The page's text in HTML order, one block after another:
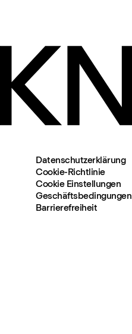
Datenschutzerklärung
Cookie-Richtlinie
Cookie Einstellungen
Geschäftsbedingungen
Barrierefreiheit